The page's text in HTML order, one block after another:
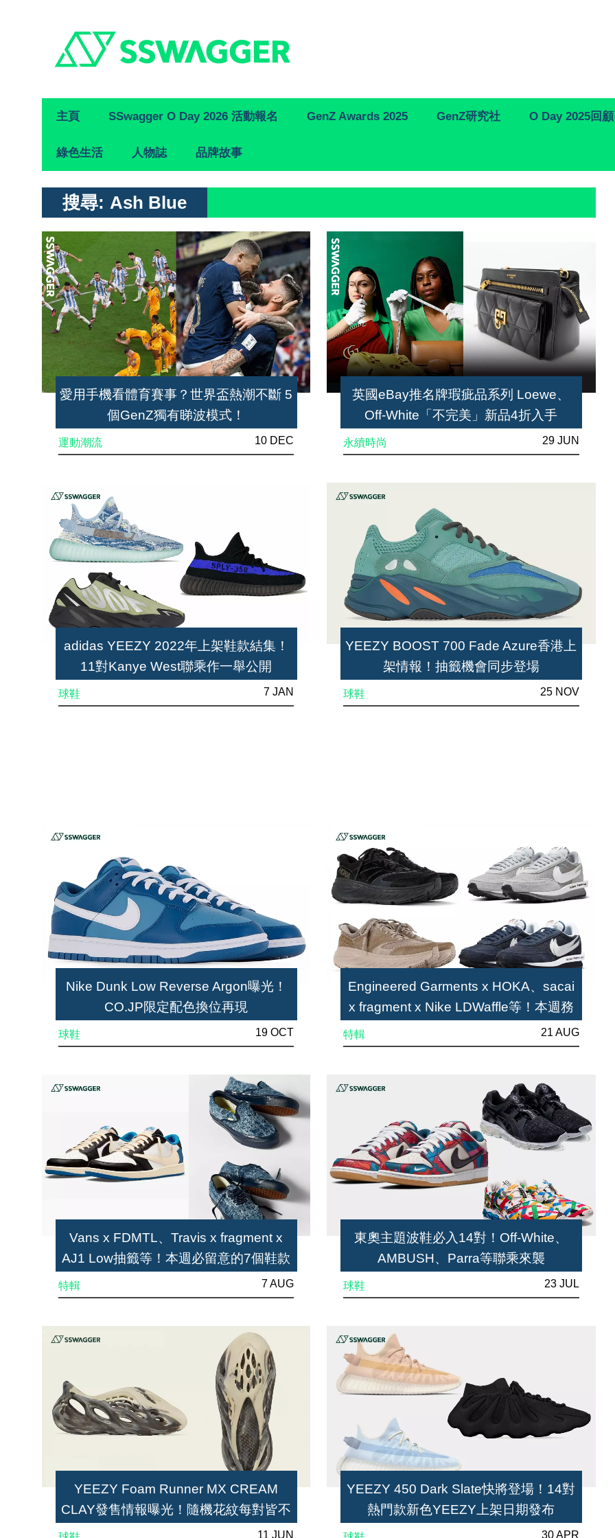
Primary
Navigation
主頁 SSwagger O Day 2026 活動報名 GenZ Awards 2025 GenZ研究社 O Day 2025回顧
綠色生活 人物誌 品牌故事
搜尋: Ash Blue
愛用手機看體育賽事？世界盃熱潮不斷 5
個GenZ獨有睇波模式！
運動潮流 10 DEC
adidas YEEZY 2022年上架鞋款結集！
11對Kanye West聯乘作一舉公開
球鞋 7 JAN
Nike Dunk Low Reverse Argon曝光！
CO.JP限定配色換位再現
球鞋 19 OCT
Vans x FDMTL、Travis x fragment x
AJ1 Low抽籤等！本週必留意的7個鞋款
特輯 7 AUG
YEEZY Foam Runner MX CREAM
CLAY發售情報曝光！隨機花紋每對皆不
11 JUN
英國eBay推名牌瑕疵品系列 Loewe、
Off-White「不完美」新品4折入手
永續時尚 29 JUN
YEEZY BOOST 700 Fade Azure香港上
架情報！抽籤機會同步登場
球鞋 25 NOV
Engineered Garments x HOKA、sacai
x fragment x Nike LDWaffle等！本週務
特輯 21 AUG
東奧主題波鞋必入14對！Off-White、
AMBUSH、Parra等聯乘來襲
球鞋 23 JUL
YEEZY 450 Dark Slate快將登場！14對
熱門款新色YEEZY上架日期發布
30 APR